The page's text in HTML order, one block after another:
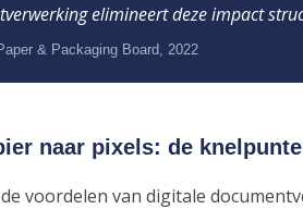
elimineert deze impact
& Packaging Board, 2022
naar pixels: de
voordelen van digitale